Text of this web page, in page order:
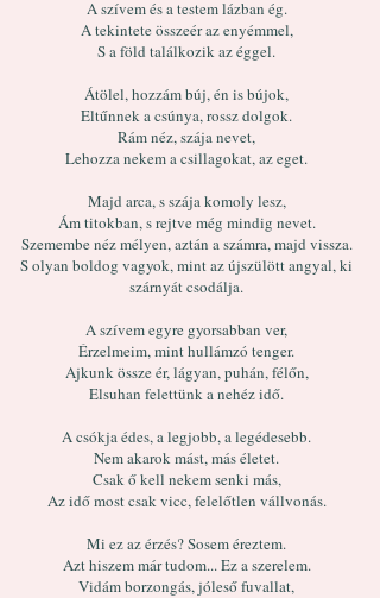
A szívem és a testem lázban ég.
A tekintete összeér az enyémmel,
S a föld találkozik az éggel.
Átölel, hozzám búj, én is bújok,
Eltűnnek a csúnya, rossz dolgok.
Rám néz, szája nevet,
Lehozza nekem a csillagokat, az eget.
Majd arca, s szája komoly lesz,
Ám titokban, s rejtve még mindig nevet.
Szemembe néz mélyen, aztán a számra, majd vissza.
S olyan boldog vagyok, mint az újszülött angyal, ki
szárnyát csodálja.
A szívem egyre gyorsabban ver,
Érzelmeim, mint hullámzó tenger.
Ajkunk össze ér, lágyan, puhán, félőn,
Elsuhan felettünk a nehéz idő.
A csókja édes, a legjobb, a legédesebb.
Nem akarok mást, más életet.
Csak ő kell nekem senki más,
Az idő most csak vicc, felelőtlen vállvonás.
Mi ez az érzés? Sosem éreztem.
Azt hiszem már tudom... Ez a szerelem.
Vidám borzongás, jóleső fuvallat,